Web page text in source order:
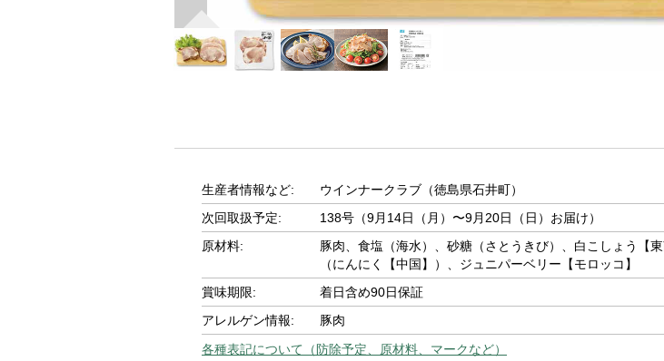
生産者情報など:
ウインナークラブ（徳島県石井町）
次回取扱予定:
138号（9月14日（月）〜9月20日（日）お届け）
原材料:
豚肉、食塩（海水）、砂糖（さとうきび）、白こしょう【
（にんにく【中国】）、ジュニパーベリー【モロッコ】
賞味期限:
着日含め90日保証
アレルゲン情報:
豚肉
各種表記について（防除予定、原材料、マークなど）